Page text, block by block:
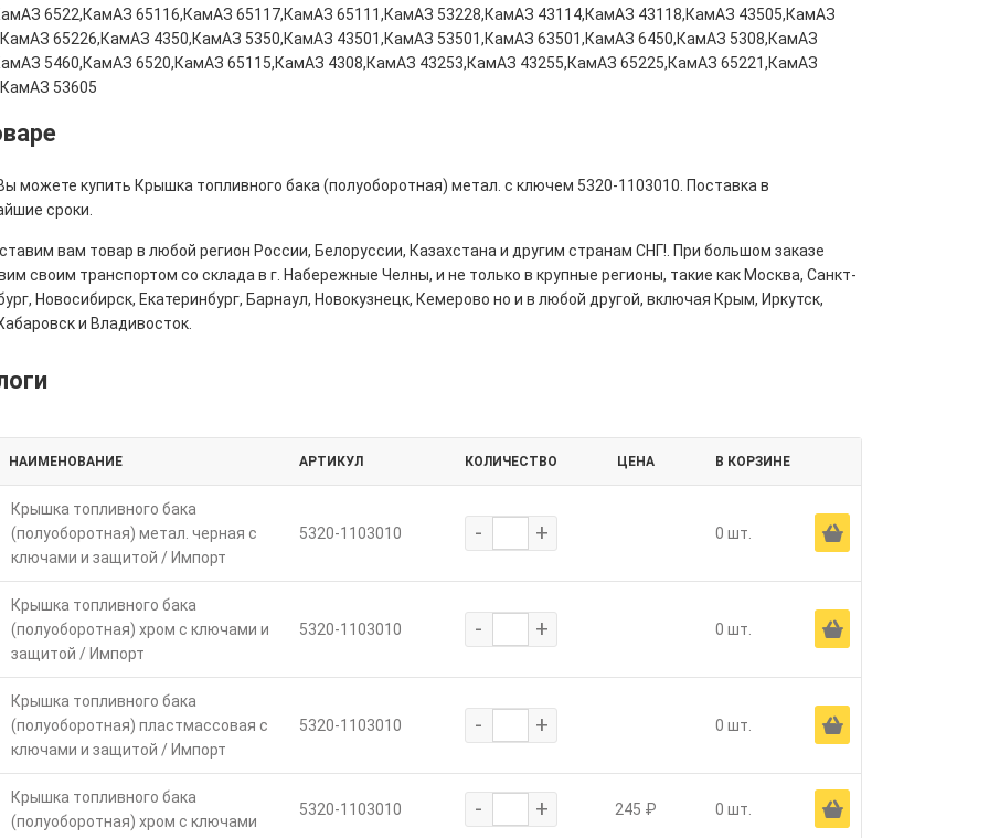
6522,КамАЗ 65116,КамАЗ 65117,КамАЗ 65111,КамАЗ 53228,КамАЗ 43114,КамАЗ 43118,КамАЗ 43505,КамАЗ
65226,КамАЗ 4350,КамАЗ 5350,КамАЗ 43501,КамАЗ 53501,КамАЗ 63501,КамАЗ 6450,КамАЗ 5308,КамАЗ
5460,КамАЗ 6520,КамАЗ 65115,КамАЗ 4308,КамАЗ 43253,КамАЗ 43255,КамАЗ 65225,КамАЗ 65221,КамАЗ
53605
можете купить Крышка топливного бака (полуоборотная) метал. с ключем 5320-1103010. Поставка в
сроки.
вам товар в любой регион России, Белоруссии, Казахстана и другим странам СНГ!. При большом заказе
своим транспортом со склада в г. Набережные Челны, и не только в крупные регионы, такие как Москва, Санкт-
Новосибирск, Екатеринбург, Барнаул, Новокузнецк, Кемерово но и в любой другой, включая Крым, Иркутск,
и Владивосток.
НАИМЕНОВАНИЕ АРТИКУЛ КОЛИЧЕСТВО ЦЕНА В КОРЗИНЕ
Крышка топливного бака
(полуоборотная) метал. черная с
ключами и защитой / Импорт
5320-1103010 - + 0 шт. Ä
Крышка топливного бака
(полуоборотная) хром с ключами и
защитой / Импорт
5320-1103010 - + 0 шт. Ä
Крышка топливного бака
(полуоборотная) пластмассовая с
ключами и защитой / Импорт
5320-1103010 - + 0 шт. Ä
Крышка топливного бака
(полуоборотная) хром с ключами
5320-1103010 - + 245 ₽ 0 шт. Ä